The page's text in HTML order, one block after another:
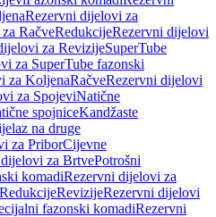
Rezervni dijelovi za
RačveRedukcijeRezervni dijelovi
za RevizijeSuperTube
za SuperTube fazonski
za KoljenaRačveRezervni dijelovi
za SpojeviNatične
spojniceKandžaste
na druge
za PriborCijevne
za BrtvePotrošni
komadiRezervni dijelovi za
RedukcijeRevizijeRezervni dijelovi
fazonski komadiRezervni